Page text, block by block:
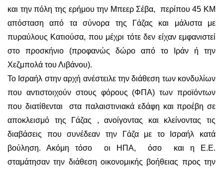
και την πόλη της ερήμου την Μπεερ Σέβα, περίπου 45 ΚΜ
απόσταση από τα σύνορα της Γάζας και μάλιστα με
πυραύλους Κατιούσα, που μέχρι τότε δεν είχαν εμφανιστεί
στο προσκήνιο (προφανώς δώρο από το Ιράν ή την
Χεζμπολά του Λιβάνου).
Το Ισραήλ στην αρχή ανέστειλε την διάθεση των κονδυλίων
που αντιστοιχούν στους φόρους (ΦΠΑ) των προϊόντων
που διατίθενται στα παλαιστινιακά εδάφη και προέβη σε
αποκλεισμό της Γάζας , ανοίγοντας και κλείνοντας τις
διαβάσεις που συνέδεαν την Γάζα με το Ισραήλ κατά
βούληση. Ακόμη τόσο οι ΗΠΑ, όσο και η Ε.Ε.
σταμάτησαν την διάθεση οικονομικής βοήθειας προς την